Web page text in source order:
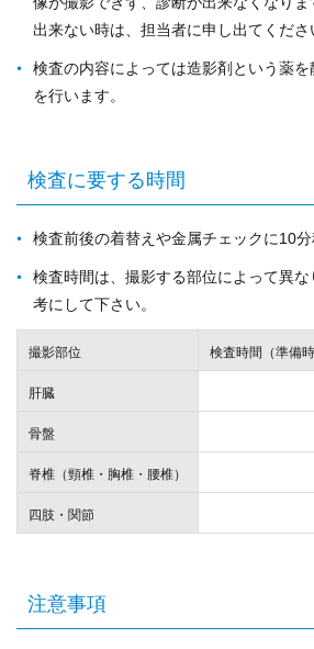
出来ない時は、担当者に申し出てくださ
検査の内容によっては造影剤という薬
を行います。
検査に要する時間
検査前後の着替えや金属チェックに10分
検査時間は、撮影する部位によって異
考にして下さい。
撮影部位 検査時間（準備時
肝臓
骨盤
脊椎（頸椎・胸椎・腰椎）
四肢・関節
注意事項